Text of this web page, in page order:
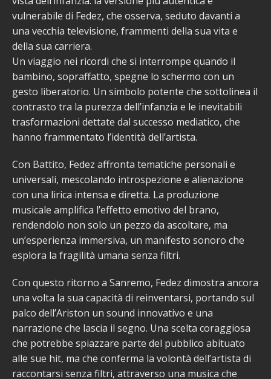
vulnerabile di Fedez, che osserva, seduto davanti a
una vecchia televisione, frammenti della sua vita e
della sua carriera.
Un viaggio nei ricordi che si interrompe quando il
bambino, sopraffatto, spegne lo schermo con un
gesto liberatorio. Un simbolo potente che sottolinea il
contrasto tra la purezza dell’infanzia e le inevitabili
trasformazioni dettate dal successo mediatico, che
hanno frammentato l’identità dell’artista.
Con Battito, Fedez affronta tematiche personali e
universali, mescolando introspezione e alienazione
con una lirica intensa e diretta. La produzione
musicale amplifica l’effetto emotivo del brano,
rendendolo non solo un pezzo da ascoltare, ma
un’esperienza immersiva, un manifesto sonoro che
esplora la fragilità umana senza filtri.
Con questo ritorno a Sanremo, Fedez dimostra ancora
una volta la sua capacità di reinventarsi, portando sul
palco dell’Ariston un sound innovativo e una
narrazione che lascia il segno. Una scelta coraggiosa
che potrebbe spiazzare parte del pubblico abituato
alle sue hit, ma che conferma la volontà dell’artista di
raccontarsi senza filtri, attraverso una musica che